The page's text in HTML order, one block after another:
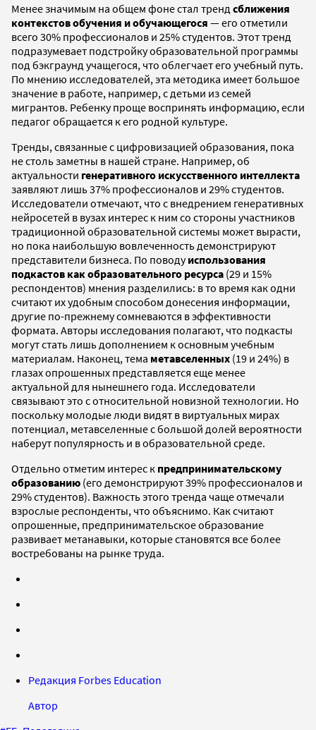
Менее значимым на общем фоне стал тренд сближения
контекстов обучения и обучающегося — его отметили
всего 30% профессионалов и 25% студентов. Этот тренд
подразумевает подстройку образовательной программы
под бэкграунд учащегося, что облегчает его учебный путь.
По мнению исследователей, эта методика имеет большое
значение в работе, например, с детьми из семей
мигрантов. Ребенку проще воспринять информацию, если
педагог обращается к его родной культуре.
Тренды, связанные с цифровизацией образования, пока
не столь заметны в нашей стране. Например, об
актуальности генеративного искусственного интеллекта
заявляют лишь 37% профессионалов и 29% студентов.
Исследователи отмечают, что с внедрением генеративных
нейросетей в вузах интерес к ним со стороны участников
традиционной образовательной системы может вырасти,
но пока наибольшую вовлеченность демонстрируют
представители бизнеса. По поводуиспользования
подкастов как образовательного ресурса (29 и 15%
респондентов) мнения разделились: в то время как одни
считают их удобным способом донесения информации,
другие по-прежнему сомневаются в эффективности
формата. Авторы исследования полагают, что подкасты
могут стать лишь дополнением к основным учебным
материалам. Наконец, тема метавселенных (19 и 24%) в
глазах опрошенных представляется еще менее
актуальной для нынешнего года. Исследователи
связывают это с относительной новизной технологии. Но
поскольку молодые люди видят в виртуальных мирах
потенциал, метавселенные с большой долей вероятности
наберут популярность и в образовательной среде.
Отдельно отметим интерес к предпринимательскому
образованию (его демонстрируют 39% профессионалов и
29% студентов). Важность этого тренда чаще отмечали
взрослые респонденты, что объяснимо. Как считают
опрошенные, предпринимательское образование
развивает метанавыки, которые становятся все более
востребованы на рынке труда.
Редакция Forbes Education
Автор